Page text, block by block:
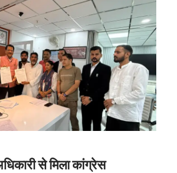
से मिला कांग्रेस